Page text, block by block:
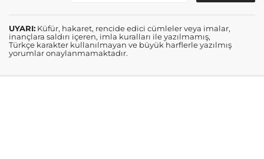
UYARI: Küfür, hakaret, rencide edici cümleler veya imalar,
inançlara saldırı içeren, imla kuralları ile yazılmamış,
Türkçe karakter kullanılmayan ve büyük harflerle yazılmış
yorumlar onaylanmamaktadır.